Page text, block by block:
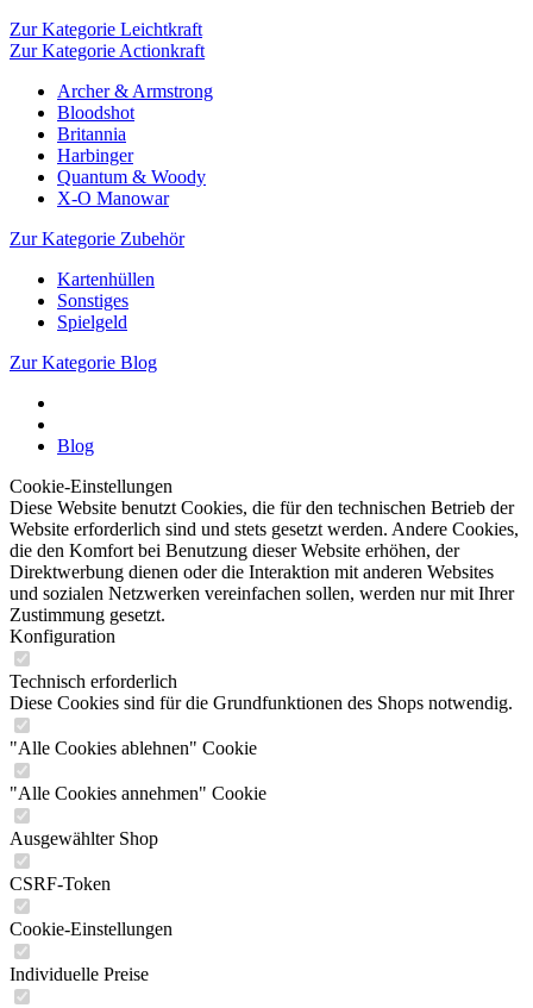
Zur Kategorie Leichtkraft
Zur Kategorie Actionkraft
Archer & Armstrong
Bloodshot
Britannia
Harbinger
Quantum & Woody
X-O Manowar
Zur Kategorie Zubehör
Kartenhüllen
Sonstiges
Spielgeld
Zur Kategorie Blog
Blog
Cookie-Einstellungen
Diese Website benutzt Cookies, die für den technischen Betrieb der
Website erforderlich sind und stets gesetzt werden. Andere Cookies,
die den Komfort bei Benutzung dieser Website erhöhen, der
Direktwerbung dienen oder die Interaktion mit anderen Websites
und sozialen Netzwerken vereinfachen sollen, werden nur mit Ihrer
Zustimmung gesetzt.
Konfiguration
Technisch erforderlich
Diese Cookies sind für die Grundfunktionen des Shops notwendig.
"Alle Cookies ablehnen" Cookie
"Alle Cookies annehmen" Cookie
Ausgewählter Shop
CSRF-Token
Cookie-Einstellungen
Individuelle Preise